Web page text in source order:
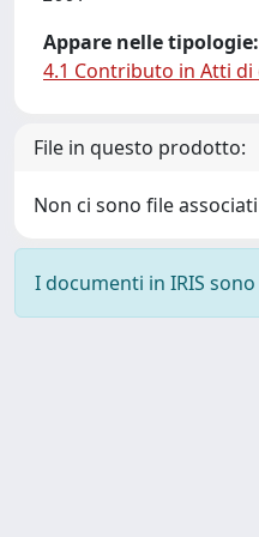
Appare nelle tipologie:
4.1 Contributo in Atti di
File in questo prodotto:
Non ci sono file
I documenti in IRIS